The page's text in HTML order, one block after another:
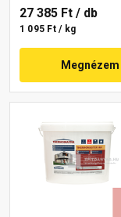
27 385 Ft / db
1 095 Ft / kg
Megnézem